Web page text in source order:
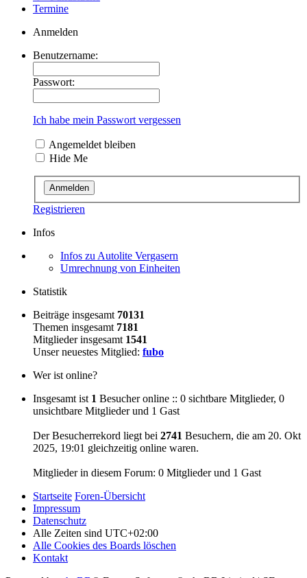
Termine
Anmelden
Benutzername:
Passwort:
Ich habe mein Passwort vergessen
Angemeldet bleiben
Hide Me
Registrieren
Infos
Infos zu Autolite Vergasern
Umrechnung von Einheiten
Statistik
Beiträge insgesamt 70131
Themen insgesamt 7181
Mitglieder insgesamt 1541
Unser neuestes Mitglied: fubo
Wer ist online?
Insgesamt ist 1 Besucher online :: 0 sichtbare Mitglieder, 0
unsichtbare Mitglieder und 1 Gast
Der Besucherrekord liegt bei 2741 Besuchern, die am 20. Okt
2025, 19:01 gleichzeitig online waren.
Mitglieder in diesem Forum: 0 Mitglieder und 1 Gast
Startseite Foren-Übersicht
Impressum
Datenschutz
Alle Zeiten sind UTC+02:00
Alle Cookies des Boards löschen
Kontakt